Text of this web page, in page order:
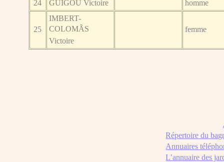
24 GUIGOU Victoire homme
25
IMBERT-
COLOMÃS
Victoire
femme
Répertoire du
Annuaires
L’annuaire des